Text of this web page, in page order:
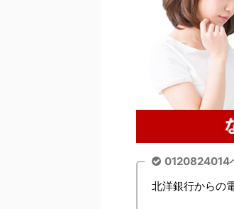
0120824014
北洋銀行からの